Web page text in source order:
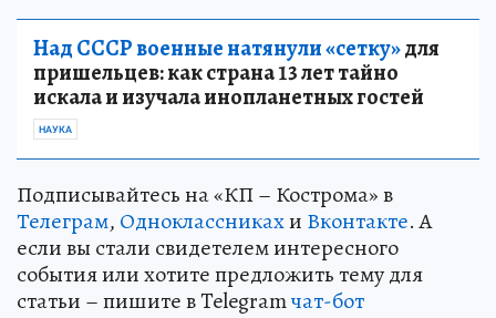
Над СССР военные натянули «сетку»для
пришельцев: как страна 13 лет тайно
искала и изучала инопланетных гостей
НАУКА
Подписывайтесь на «КП – Кострома» в
Телеграм, Одноклассникахи Вконтакте. А
если вы стали свидетелем интересного
события или хотите предложить тему для
статьи – пишите в Telegramчат-бот